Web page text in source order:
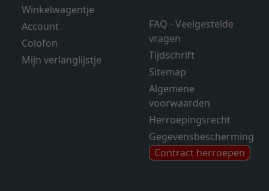
Winkelwagentje
Account
Colofon
Mijn verlanglijstje
FAQ - Veelgestelde
vragen
Tijdschrift
Sitemap
Algemene
voorwaarden
Herroepingsrecht
Gegevensbescherming
Contract herroepen